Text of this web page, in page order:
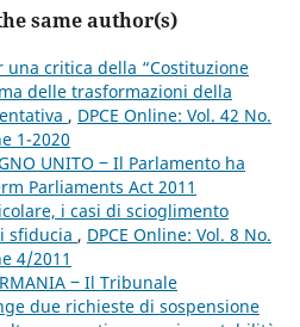
same author(s)
una critica della “Costituzione
delle trasformazioni della
, DPCE Online: Vol. 42 No.
1-2020
UNITO ‒ Il Parlamento ha
Parliaments Act 2011
i casi di scioglimento
sfiducia , DPCE Online: Vol. 8 No.
4/2011
‒ Il Tribunale
due richieste di sospensione